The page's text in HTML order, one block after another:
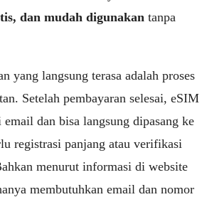
dan mudah digunakan tanpa
yang langsung terasa adalah proses
Setelah pembayaran selesai, eSIM
dan bisa langsung dipasang ke
registrasi panjang atau verifikasi
menurut informasi di website
membutuhkan email dan nomor